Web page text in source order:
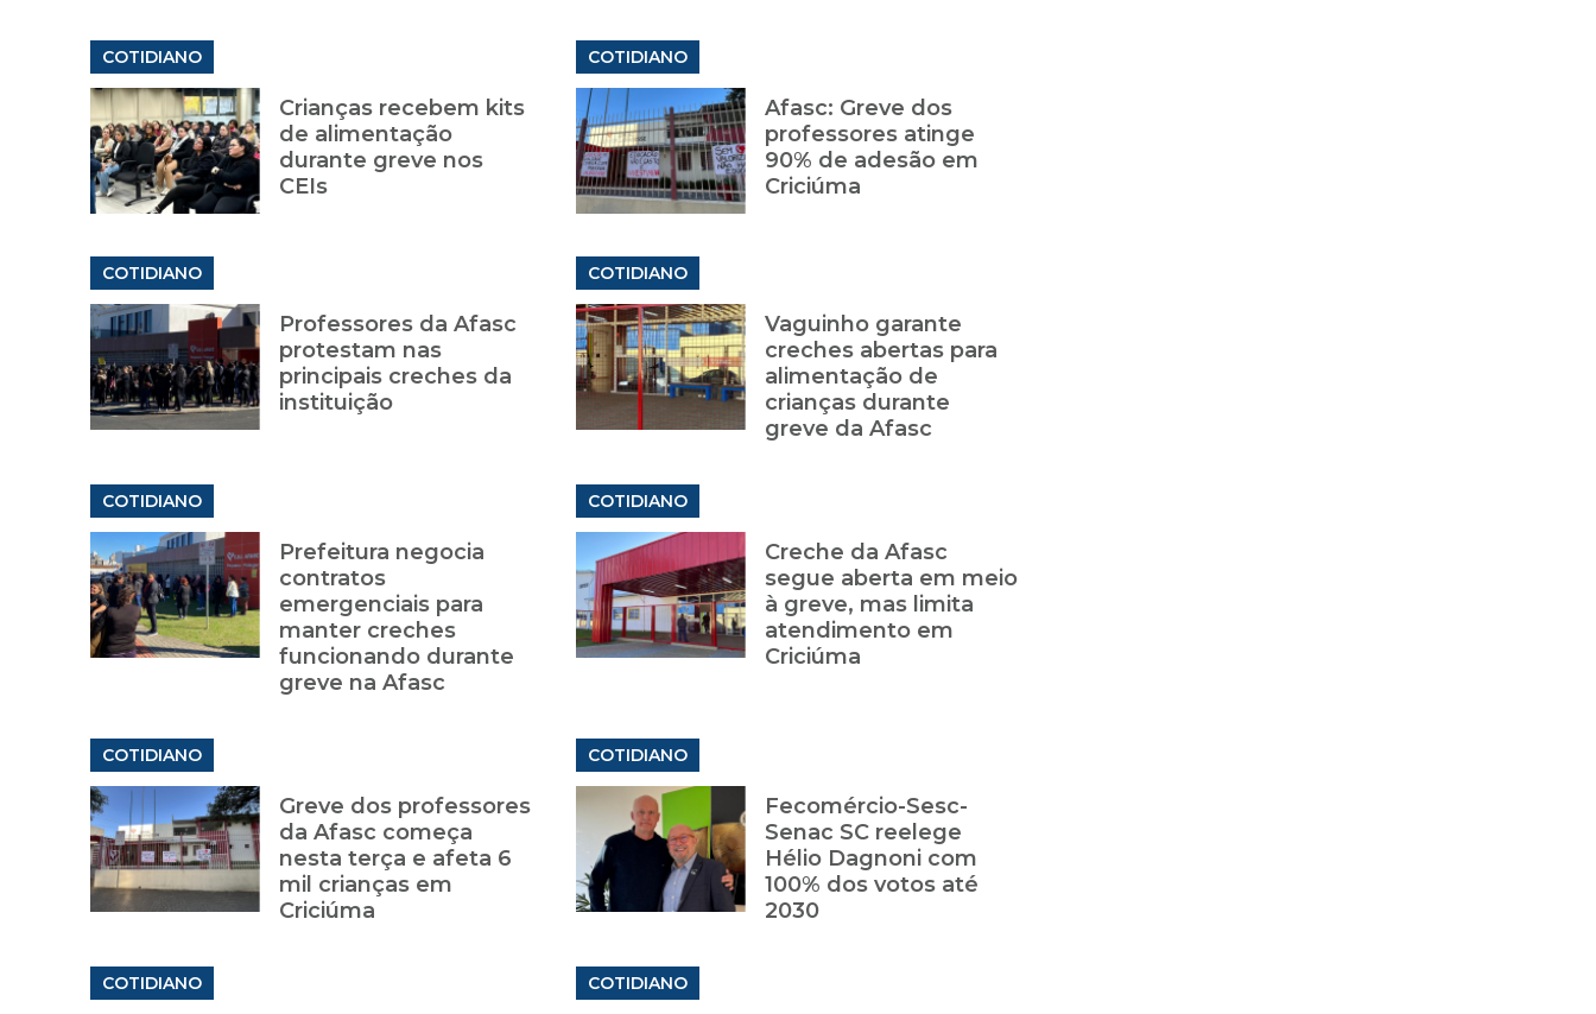
COTIDIANO
Crianças recebem kits
de alimentação
durante greve nos
CEIs
COTIDIANO
Afasc: Greve dos
professores atinge
90% de adesão em
Criciúma
COTIDIANO
Professores da Afasc
protestam nas
principais creches da
instituição
COTIDIANO
Vaguinho garante
creches abertas para
alimentação de
crianças durante
greve da Afasc
COTIDIANO
Prefeitura negocia
contratos
emergenciais para
manter creches
funcionando durante
greve na Afasc
COTIDIANO
Creche da Afasc
segue aberta em meio
à greve, mas limita
atendimento em
Criciúma
COTIDIANO
Greve dos professores
da Afasc começa
nesta terça e afeta 6
mil crianças em
Criciúma
COTIDIANO
Fecomércio-Sesc-
Senac SC reelege
Hélio Dagnoni com
100% dos votos até
2030
COTIDIANO COTIDIANO